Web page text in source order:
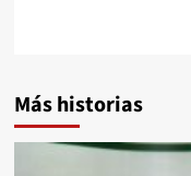
Más historias